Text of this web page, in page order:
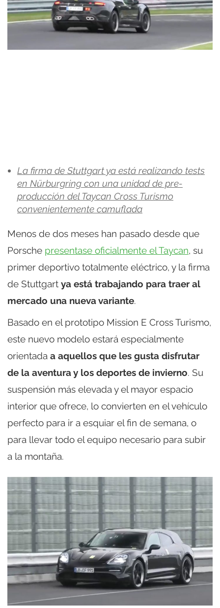
La firma de Stuttgart ya está realizando tests
en Nürburgring con una unidad de pre-
producción del Taycan Cross Turismo
convenientemente camuflada
Menos de dos meses han pasado desde que
Porsche presentase oficialmente el Taycan, su
primer deportivo totalmente eléctrico, y la firma
de Stuttgart ya está trabajando para traer al
mercado una nueva variante.
Basado en el prototipo Mission E Cross Turismo,
este nuevo modelo estará especialmente
orientada a aquellos que les gusta disfrutar
de la aventura y los deportes de invierno. Su
suspensión más elevada y el mayor espacio
interior que ofrece, lo convierten en el vehículo
perfecto para ir a esquiar el fin de semana, o
para llevar todo el equipo necesario para subir
a la montaña.